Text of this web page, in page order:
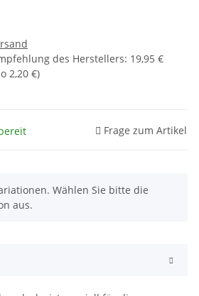
des Herstellers: 19,95 €
2,20 €)
Frage zum Artikel
Wählen Sie bitte die
aus.